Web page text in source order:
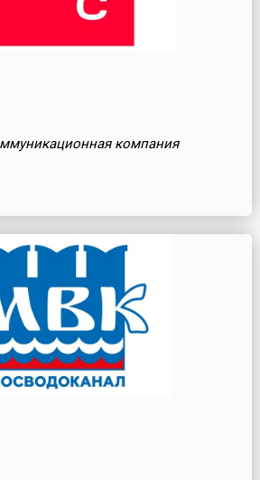
компания